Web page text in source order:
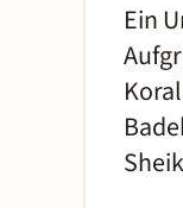
Ein